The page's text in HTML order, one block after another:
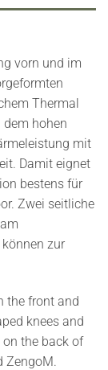
vorn und im
Thermal
dem hohen
mit
Damit eignet
bestens für
Zwei seitliche
zur
the front and
knees and
the back of
ZengoM.